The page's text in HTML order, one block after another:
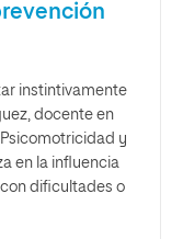
instintivamente
docente en
y
en la influencia
dificultades o